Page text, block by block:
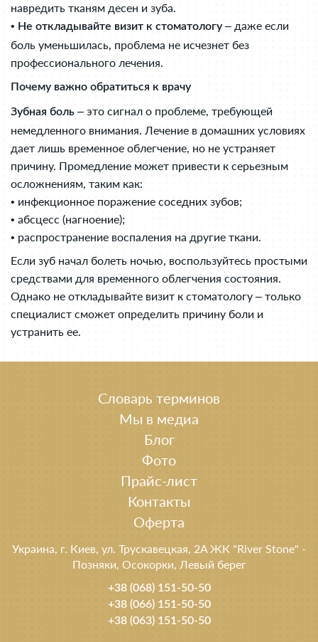
навредить тканям десен и зуба.
• Не откладывайте визит к стоматологу – даже если
боль уменьшилась, проблема не исчезнет без
профессионального лечения.
Почему важно обратиться к врачу
Зубная боль – это сигнал о проблеме, требующей
немедленного внимания. Лечение в домашних условиях
дает лишь временное облегчение, но не устраняет
причину. Промедление может привести к серьезным
осложнениям, таким как:
• инфекционное поражение соседних зубов;
• абсцесс (нагноение);
• распространение воспаления на другие ткани.
Если зуб начал болеть ночью, воспользуйтесь простыми
средствами для временного облегчения состояния.
Однако не откладывайте визит к стоматологу – только
специалист сможет определить причину боли и
устранить ее.
Словарь терминов
Мы в медиа
Блог
Фото
Прайс-лист
Контакты
Оферта
Украина, г. Киев, ул. Трускавецкая, 2A ЖК "River Stone" -
Позняки, Осокорки, Левый берег
+38 (068) 151-50-50
+38 (066) 151-50-50
+38 (063) 151-50-50